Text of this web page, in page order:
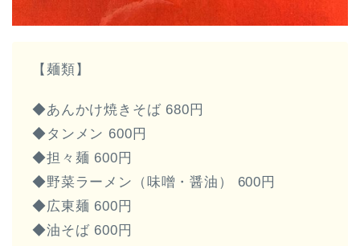
【麺類】
◆あんかけ焼きそば 680円
◆タンメン 600円
◆担々麺 600円
◆野菜ラーメン（味噌・醤油） 600円
◆広東麺 600円
◆油そば 600円